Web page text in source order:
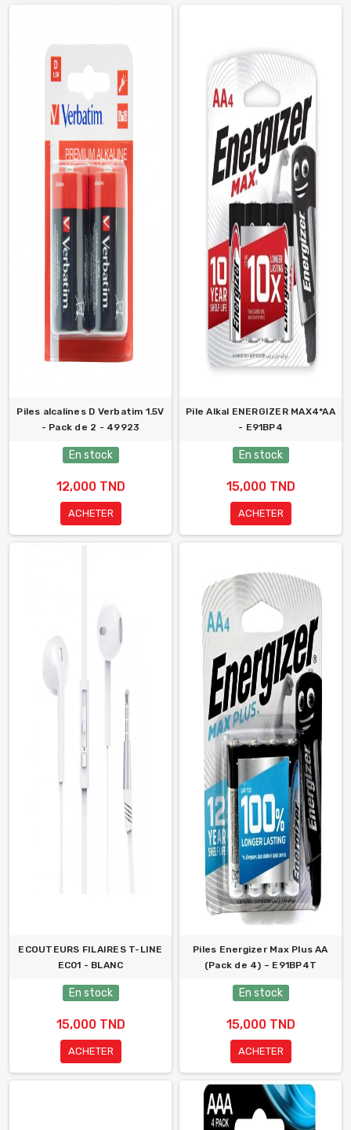
Piles alcalines D Verbatim 1.5V
- Pack de 2 - 49923
En stock
12,000 TND
ACHETER
Pile Alkal ENERGIZER MAX4*AA
- E91BP4
En stock
15,000 TND
ACHETER
ECOUTEURS FILAIRES T-LINE
EC01 - BLANC
En stock
15,000 TND
ACHETER
Piles Energizer Max Plus AA
(Pack de 4) – E91BP4T
En stock
15,000 TND
ACHETER